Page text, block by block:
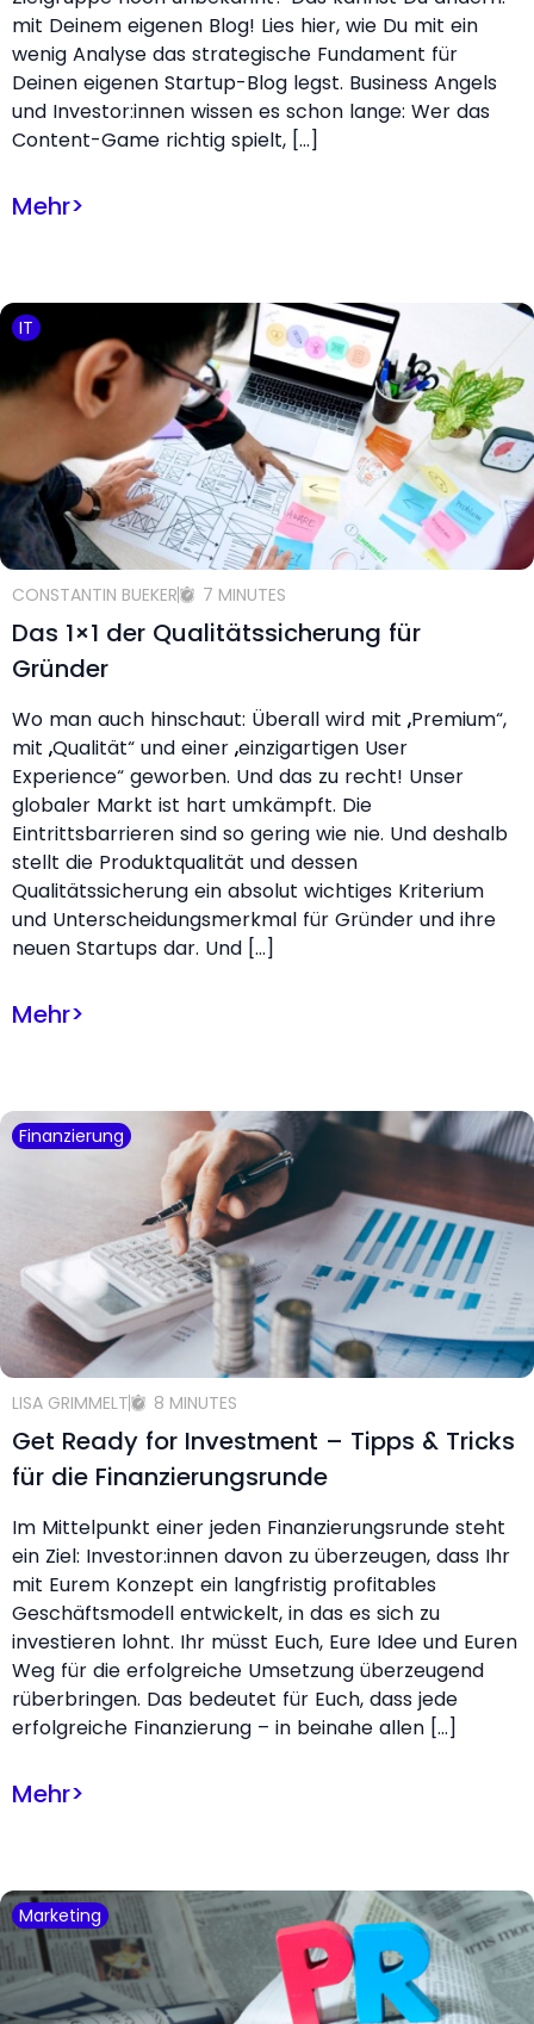
mit Deinem eigenen Blog! Lies hier, wie Du mit ein
wenig Analyse das strategische Fundament für
Deinen eigenen Startup-Blog legst. Business Angels
und Investor:innen wissen es schon lange: Wer das
Content-Game richtig spielt, […]
Mehr>
IT
CONSTANTIN BUEKER 7 MINUTES
Das 1×1 der Qualitätssicherung für
Gründer
Wo man auch hinschaut: Überall wird mit „Premium“,
mit „Qualität“ und einer „einzigartigen User
Experience“ geworben. Und das zu recht! Unser
globaler Markt ist hart umkämpft. Die
Eintrittsbarrieren sind so gering wie nie. Und deshalb
stellt die Produktqualität und dessen
Qualitätssicherung ein absolut wichtiges Kriterium
und Unterscheidungsmerkmal für Gründer und ihre
neuen Startups dar. Und […]
Mehr>
Finanzierung
LISA GRIMMELT 8 MINUTES
Get Ready for Investment – Tipps & Tricks
für die Finanzierungsrunde
Im Mittelpunkt einer jeden Finanzierungsrunde steht
ein Ziel: Investor:innen davon zu überzeugen, dass Ihr
mit Eurem Konzept ein langfristig profitables
Geschäftsmodell entwickelt, in das es sich zu
investieren lohnt. Ihr müsst Euch, Eure Idee und Euren
Weg für die erfolgreiche Umsetzung überzeugend
rüberbringen. Das bedeutet für Euch, dass jede
erfolgreiche Finanzierung – in beinahe allen […]
Mehr>
Marketing